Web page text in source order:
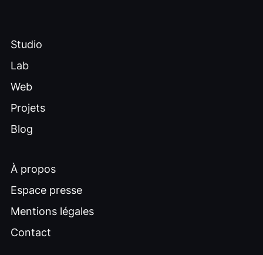
Studio
Lab
Web
Projets
Blog
À propos
Espace presse
Mentions légales
Contact